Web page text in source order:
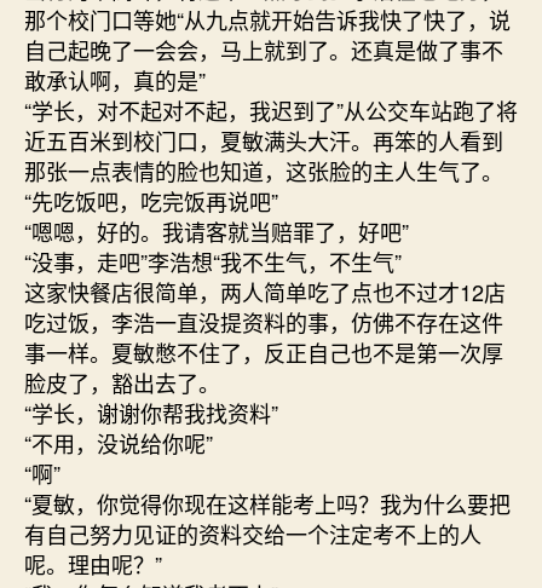
那个校门口等她“从九点就开始告诉我快了快了，说
自己起晚了一会会，马上就到了。还真是做了事不
敢承认啊，真的是”
“学长，对不起对不起，我迟到了”从公交车站跑了将
近五百米到校门口，夏敏满头大汗。再笨的人看到
那张一点表情的脸也知道，这张脸的主人生气了。
“先吃饭吧，吃完饭再说吧”
“嗯嗯，好的。我请客就当赔罪了，好吧”
“没事，走吧”李浩想“我不生气，不生气”
这家快餐店很简单，两人简单吃了点也不过才12店
吃过饭，李浩一直没提资料的事，仿佛不存在这件
事一样。夏敏憋不住了，反正自己也不是第一次厚
脸皮了，豁出去了。
“学长，谢谢你帮我找资料”
“不用，没说给你呢”
“啊”
“夏敏，你觉得你现在这样能考上吗？我为什么要把
有自己努力见证的资料交给一个注定考不上的人
呢。理由呢？”